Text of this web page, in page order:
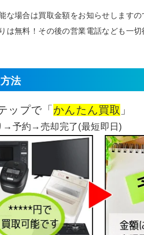
な場合は買取金額をお知らせします
は無料！その後の営業電話なども一
法
ップで「 かんたん買取 」
→予約→売却完了(最短即日)